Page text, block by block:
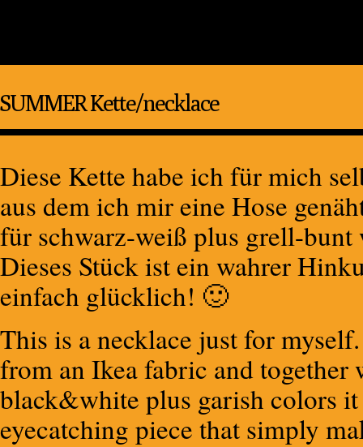
SUMMER Kette/necklace
Diese Kette habe ich für mich
aus dem ich mir eine Hose
für schwarz-weiß plus grell-
Dieses Stück ist ein wahrer
einfach glücklich! 🙂
This is a necklace just for
from an Ikea fabric and
black&white plus garish colors
eyecatching piece that simply